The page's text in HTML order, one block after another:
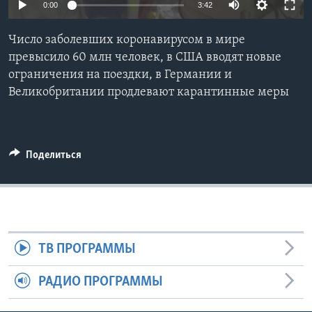
СОЦИАЛЬНЫЕ СЕТИ
0:00 3:42
Число заболевших коронавирусом в мире
превысило 60 млн человек, в США вводят новые
ограничения на поездки, в Германии и
Великобритании продлевают карантинные меры
Поделиться
ТВ ПРОГРАММЫ
РАДИО ПРОГРАММЫ